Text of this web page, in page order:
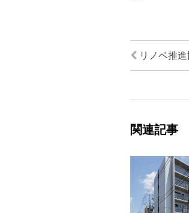
リノベ推
関連記事